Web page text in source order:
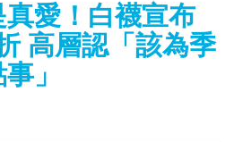
愛！白襪宣布
高層認「該為季
」